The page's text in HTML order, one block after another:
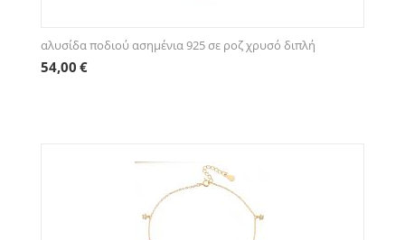
αλυσίδα ποδιού ασημένια 925 σε ροζ χρυσό διπλή
54,00 €